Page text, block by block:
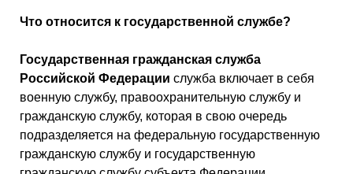
Что относится к государственной службе?
Государственная гражданская служба
Российской Федерации служба включает в себя
военную службу, правоохранительную службу и
гражданскую службу, которая в свою очередь
подразделяется на федеральную государственную
гражданскую службу и государственную